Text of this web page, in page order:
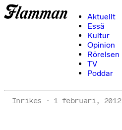
Aktuellt
Essä
Kultur
Opinion
Rörelsen
TV
Poddar
Inrikes 1 februari, 2012